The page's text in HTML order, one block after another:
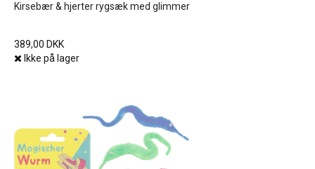
Kirsebær & hjerter rygsæk med glimmer
389,00 DKK
Ikke på lager